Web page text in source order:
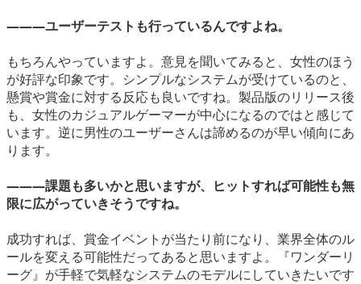
―――ユーザーテストも行っているんですよね。
もちろんやっていますよ。意見を聞いてみると、女性のほう
が好評な印象です。シンプルなシステムが受けているのと、
懸賞や賞金に対する反応も良いですね。製品版のリリース後
も、女性のカジュアルゲーマーが中心になるのではと感じて
います。逆に男性のユーザーさんは諦めるのが早い傾向にあ
ります。
―――課題も多いかと思いますが、ヒットすれば可能性も無
限に広がっていきそうですね。
成功すれば、賞金イベントが当たり前になり、業界全体のル
ールを変える可能性だってあると思いますよ。『ワンダーリ
ーグ』が手軽で気軽なシステムのモデルにしていきたいです